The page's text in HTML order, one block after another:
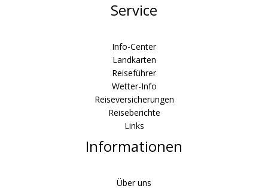
Service
Info-Center
Landkarten
Reiseführer
Wetter-Info
Reiseversicherungen
Reiseberichte
Links
Informationen
Über uns